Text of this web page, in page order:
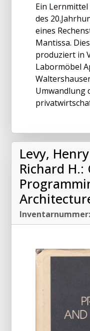
Ein
des
eines
Mantissa.
produziert in
Labormöbel
Umwandlung
Levy,
Richard
Inventarnummer: